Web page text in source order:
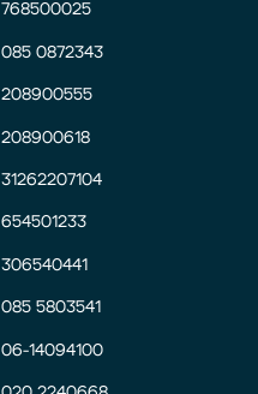
768500025
085 0872343
208900555
208900618
31262207104
654501233
306540441
085 5803541
06-14094100